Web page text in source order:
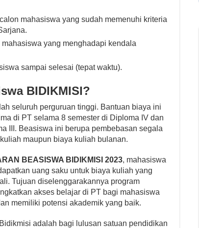
mahasiswa yang sudah memenuhi kriteria
yang menghadapi kendala
sampai selesai (tepat waktu).
BIDIKMISI?
seluruh perguruan tinggi. Bantuan biaya ini
di PT selama 8 semester di Diploma IV dan
III. Beasiswa ini berupa pembebasan segala
maupun biaya kuliah bulanan.
BEASISWA BIDIKMISI 2023, mahasiswa
uang saku untuk biaya kuliah yang
Tujuan diselenggarakannya program
akses belajar di PT bagi mahasiswa
memiliki potensi akademik yang baik.
adalah bagi lulusan satuan pendidikan